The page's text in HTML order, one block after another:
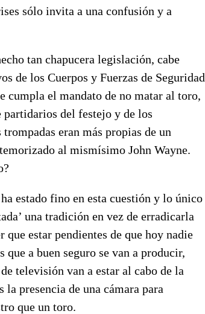
sólo invita a una confusión y a
tan chapucera legislación, cabe
de los Cuerpos y Fuerzas de Seguridad
cumpla el mandato de no matar al toro,
del festejo y de los
eran más propias de un
al mismísimo John Wayne.
estado fino en esta cuestión y lo único
una tradición en vez de erradicarla
estar pendientes de que hoy nadie
a buen seguro se van a producir,
televisión van a estar al cabo de la
presencia de una cámara para
que un toro.